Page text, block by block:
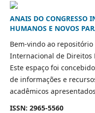
ANAIS DO CONGRESSO
HUMANOS E NOVOS
Bem-vindo ao
Internacional de Direitos
Este espaço foi
de informações e
acadêmicos
ISSN: 2965-5560